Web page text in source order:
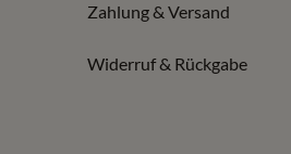
Zahlung & Versand
Widerruf & Rückgabe